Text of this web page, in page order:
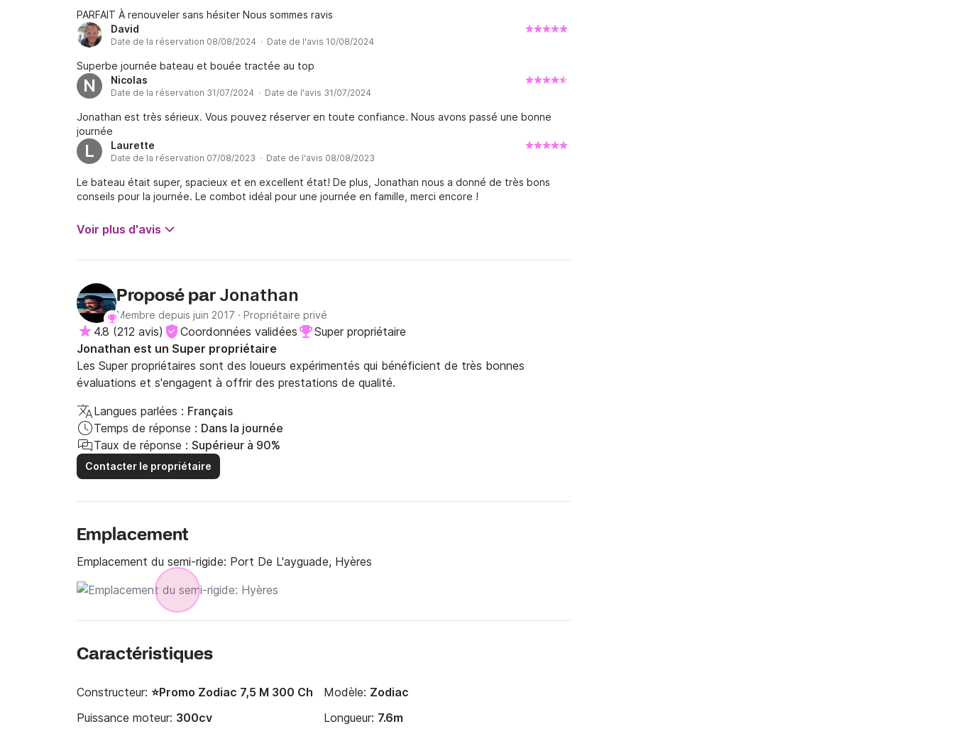
PARFAIT À renouveler sans hésiter Nous sommes ravis
David
Date de la réservation 08/08/2024 · Date de l'avis 10/08/2024
Superbe journée bateau et bouée tractée au top
N Nicolas
Date de la réservation 31/07/2024 · Date de l'avis 31/07/2024
Jonathan est très sérieux. Vous pouvez réserver en toute confiance. Nous avons passé une bonne
journée
L Laurette
Date de la réservation 07/08/2023 · Date de l'avis 08/08/2023
Le bateau était super, spacieux et en excellent état! De plus, Jonathan nous a donné de très bons
conseils pour la journée. Le combot idéal pour une journée en famille, merci encore !
Voir plus d'avis
Proposé par Jonathan
Membre depuis juin 2017 · Propriétaire privé
4.8 (212 avis) Coordonnées validées
Super propriétaire
Jonathan est un Super propriétaire
Les Super propriétaires sont des loueurs expérimentés qui bénéficient de très bonnes
évaluations et s'engagent à offrir des prestations de qualité.
Langues parlées : Français
Temps de réponse : Dans la journée
Taux de réponse : Supérieur à 90%
Contacter le propriétaire
Emplacement
Emplacement du semi-rigide: Port De L'ayguade, Hyères
Caractéristiques
Constructeur: ⭐️Promo Zodiac 7,5 M 300 Ch Modèle: Zodiac
Puissance moteur: 300cv Longueur: 7.6m